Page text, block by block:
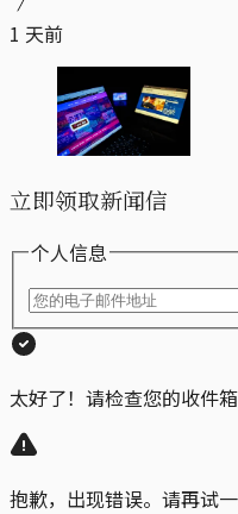
1 天前
立即领取新闻信
个人信息
太好了！请检查您的收件箱
抱歉，出现错误。请再试一